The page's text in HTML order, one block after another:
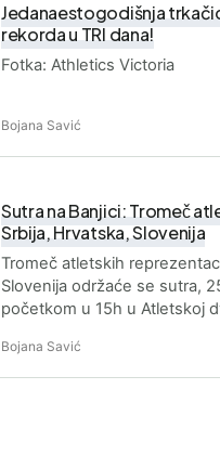
Jedanaestogodišnja
rekorda u TRI dana!
Fotka: Athletics Victoria
Bojana Savić
Sutra na Banjici: Tromeč
Srbija, Hrvatska, Slovenija
Tromeč atletskih
Slovenija održaće se sutra,
početkom u 15h u Atletskoj
Bojana Savić